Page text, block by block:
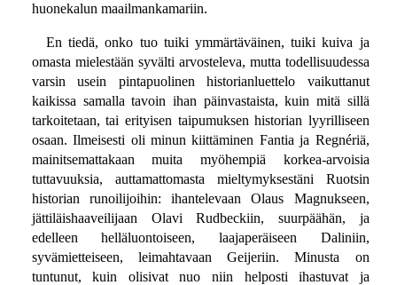
huonekalun maailmankamariin.
En tiedä, onko tuo tuiki ymmärtäväinen, tuiki kuiva ja
omasta mielestään syvälti arvosteleva, mutta todellisuudessa
varsin usein pintapuolinen historianluettelo vaikuttanut
kaikissa samalla tavoin ihan päinvastaista, kuin mitä sillä
tarkoitetaan, tai erityisen taipumuksen historian lyyrilliseen
osaan. Ilmeisesti oli minun kiittäminen Fantia ja Regnériä,
mainitsemattakaan muita myöhempiä korkea-arvoisia
tuttavuuksia, auttamattomasta mieltymyksestäni Ruotsin
historian runoilijoihin: ihantelevaan Olaus Magnukseen,
jättiläishaaveilijaan Olavi Rudbeckiin, suurpäähän, ja
edelleen helläluontoiseen, laajaperäiseen Daliniin,
syvämietteiseen, leimahtavaan Geijeriin. Minusta on
tuntunut, kuin olisivat nuo niin helposti ihastuvat ja